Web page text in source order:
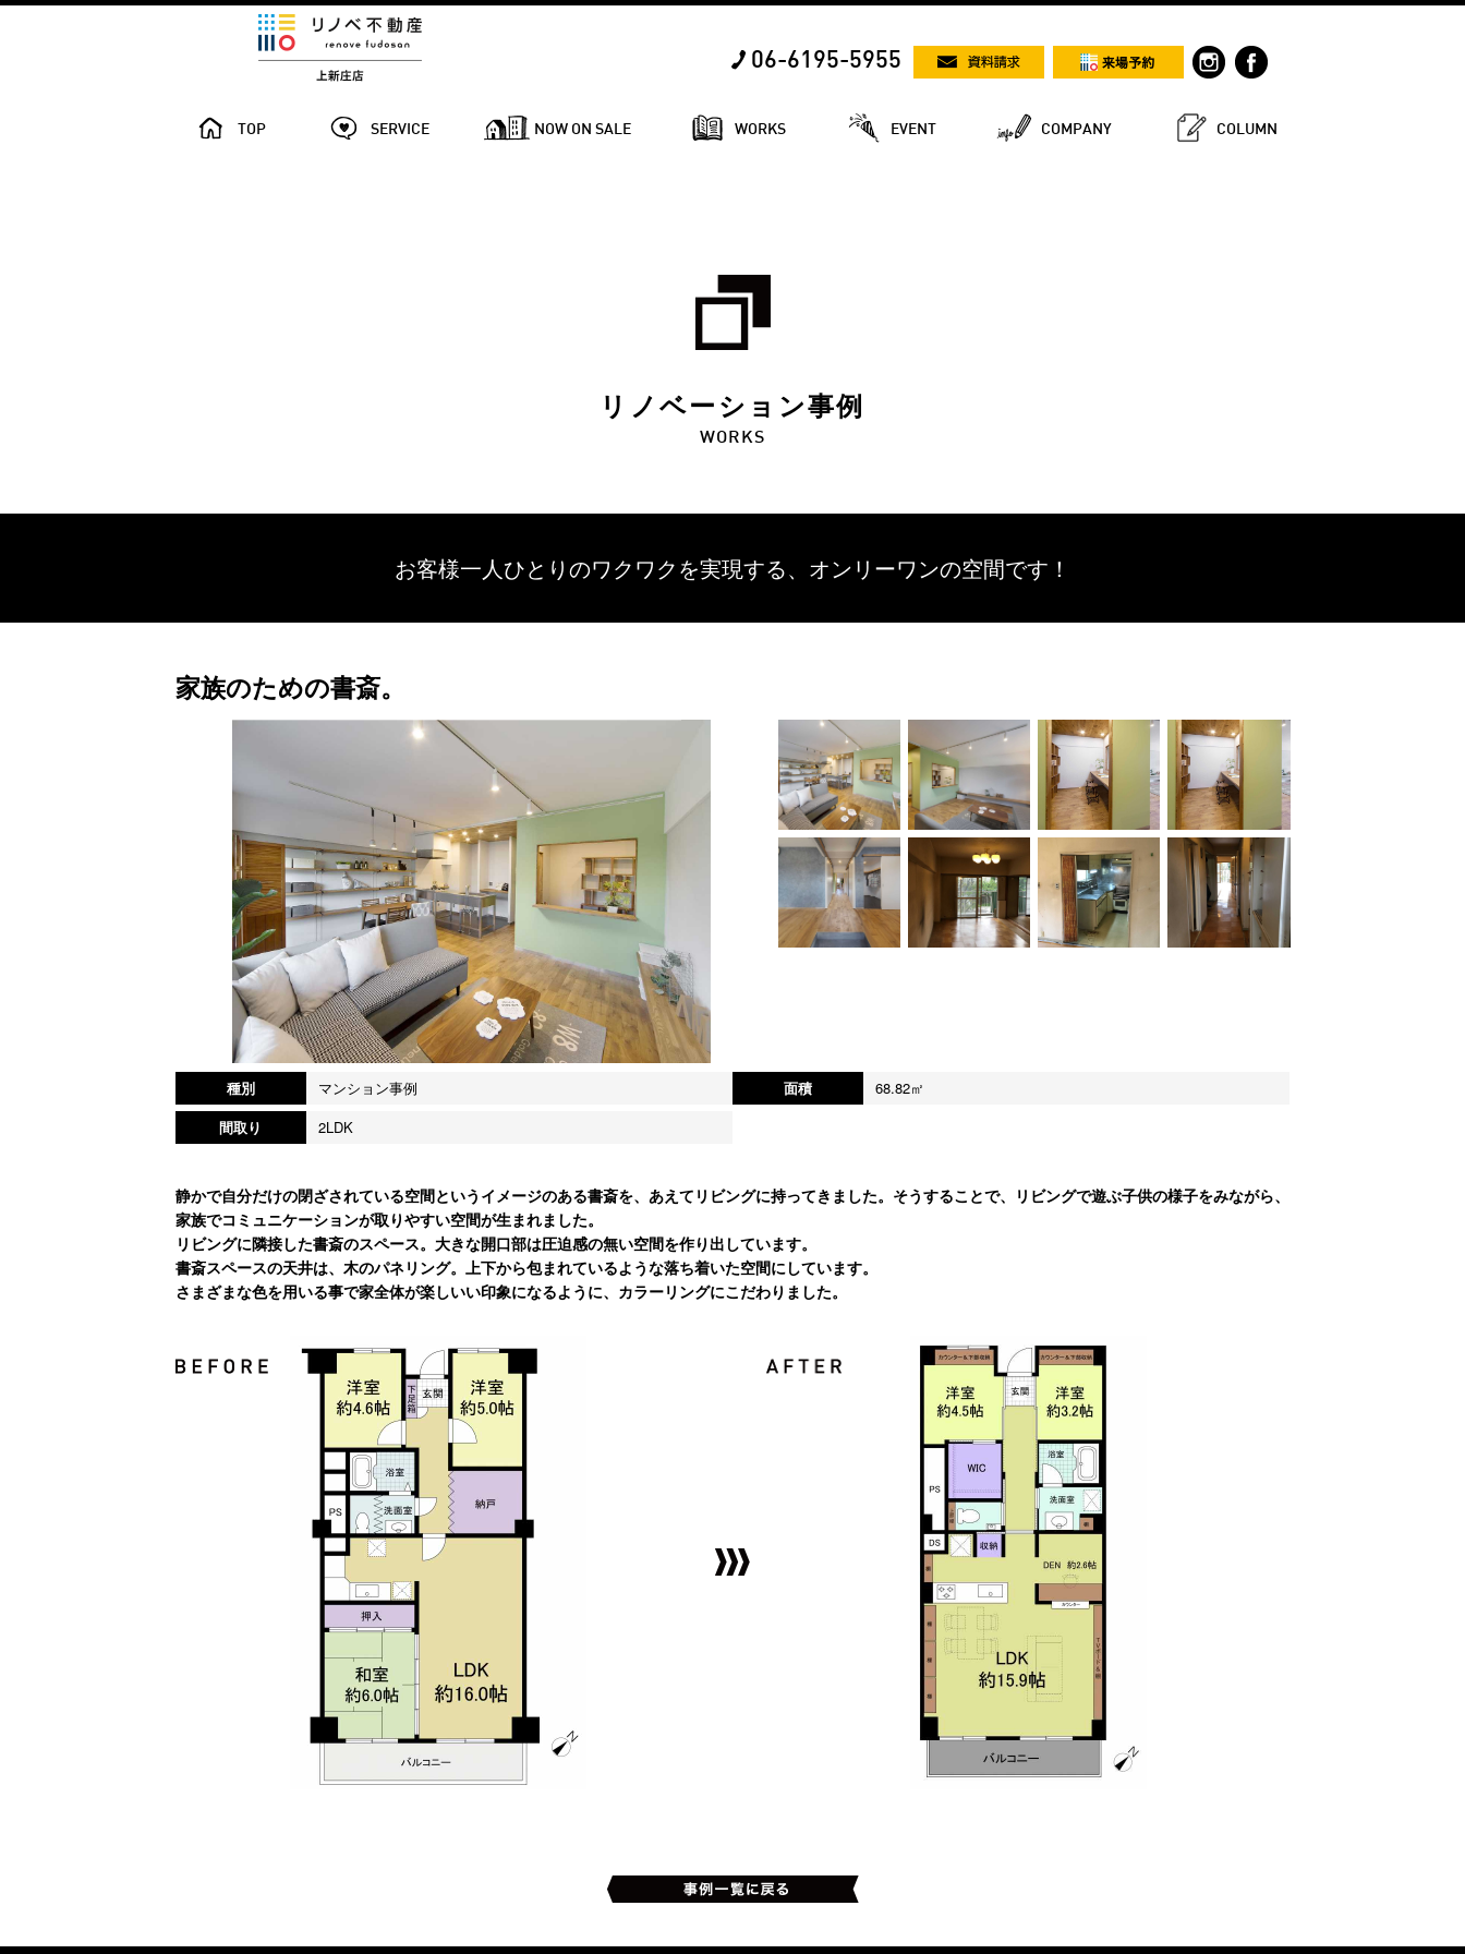
06-6195-5955
TOP SERVICE NOW ON SALE WORKS EVENT COMPANY COLUMN
リノベーション事例
WORKS
お客様一人ひとりのワクワクを実現する、 オンリーワンの空間です！
家族のための書斎。
種別 マンション事例 面積
68.82㎡
間取り
2LDK
静かで自分だけの閉ざされている空間というイメージのある書斎を、あえてリビングに持ってきました。そうすることで、リビングで遊ぶ子供の様子をみながら、
家族でコミュニケーションが取りやすい空間が生まれました。
リビングに隣接した書斎のスペース。大きな開口部は圧迫感の無い空間を作り出しています。
書斎スペースの天井は、木のパネリング。上下から包まれているような落ち着いた空間にしています。
さまざまな色を用いる事で家全体が楽しいい印象になるように、カラーリングにこだわりました。